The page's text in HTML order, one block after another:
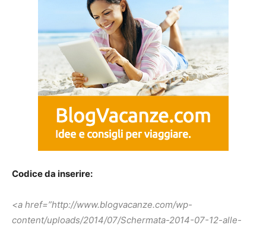
Codice da inserire:
<a href=”http://www.blogvacanze.com/wp-
content/uploads/2014/07/Schermata-2014-07-12-alle-